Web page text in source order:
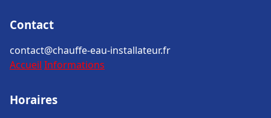
Contact
contact@chauffe-eau-installateur.fr
Accueil Informations
Horaires